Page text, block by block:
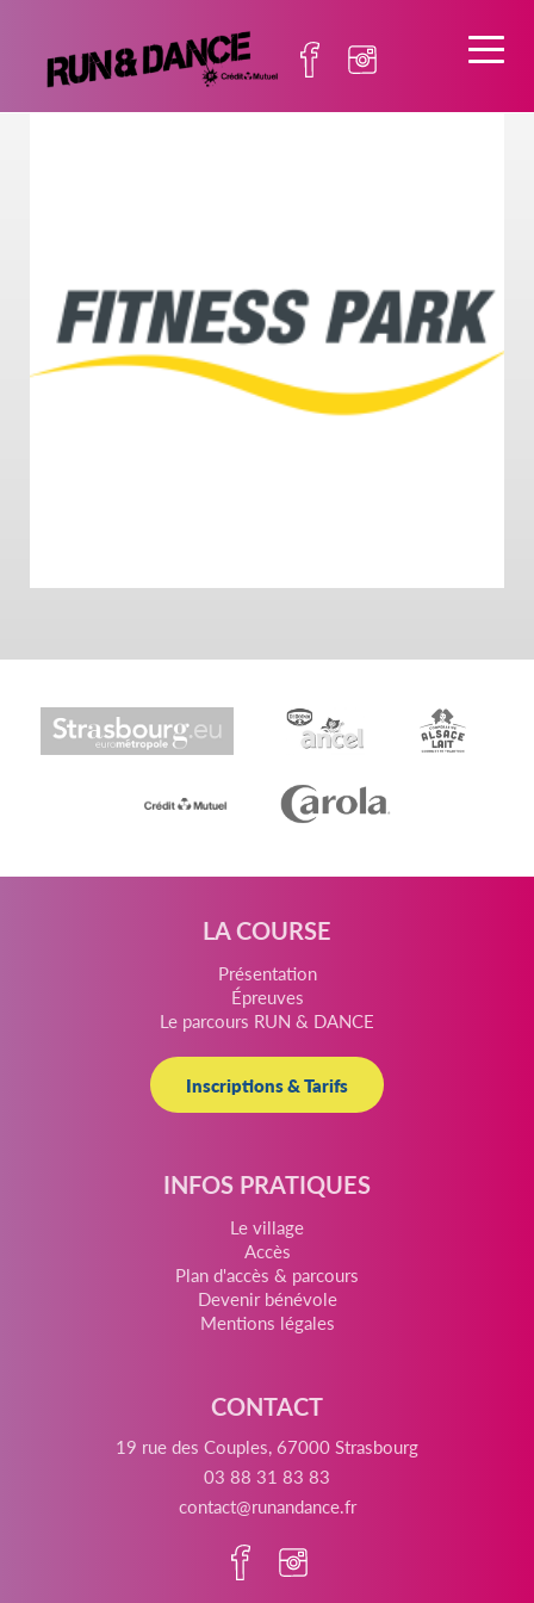
2925×2925
LA COURSE
Présentation
Épreuves
Le parcours RUN & DANCE
Inscriptions & Tarifs
INFOS PRATIQUES
Le village
Accès
Plan d'accès & parcours
Devenir bénévole
Mentions légales
CONTACT
19 rue des Couples, 67000 Strasbourg
03 88 31 83 83
contact@runandance.fr